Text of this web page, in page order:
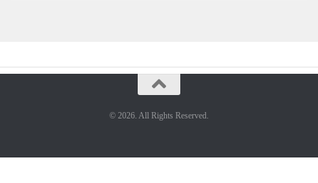
© 2026. All Rights Reserved.